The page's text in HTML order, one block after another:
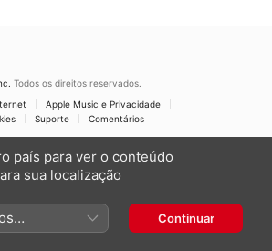
Todos os direitos reservados.
Apple Music e Privacidade
Suporte Comentários
país para ver o conteúdo
sua localização
Continuar